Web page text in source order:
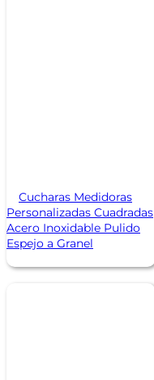
Cucharas Medidoras
Personalizadas Cuadradas
Acero Inoxidable Pulido
Espejo a Granel